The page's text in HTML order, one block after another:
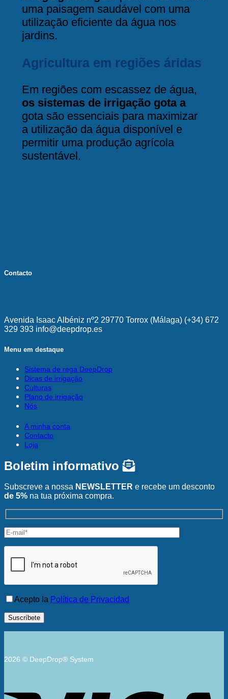
uma paisagem saudável com uma
utilização eficiente da água nos
jardins.
Agricultura em regiões áridas
Em regiões com escassez de água,
os sistemas de irrigação gota a
gota são essenciais para maximizar
a utilização da água disponível e
permitir uma produção agrícola
sustentável.
Contacto
Avenida Isaac Albéniz nº2 29770 Torrox (Málaga) (+34) 672
329 393 info@deepdrop.es
Menu em destaque
Sistema de rega DeepDrop
Dicas de irrigação
Culturas
Plano de irrigação
Nós
A minha conta
Contacto
Loja
Boletim informativo
Subscreve a nossa NEWSLETTER e recebe um desconto
de 5% na tua próxima compra.
Acepto la Política de Privacidad
2026 © DeepDrop® System